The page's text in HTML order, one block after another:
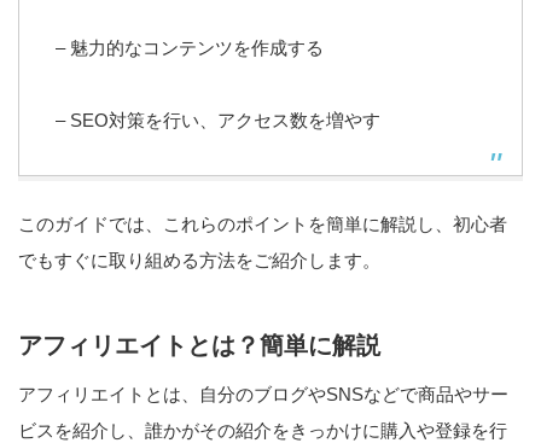
– 魅力的なコンテンツを作成する
– SEO対策を行い、アクセス数を増やす
このガイドでは、これらのポイントを簡単に解説し、初心者
でもすぐに取り組める方法をご紹介します。
アフィリエイトとは？簡単に解説
アフィリエイトとは、自分のブログやSNSなどで商品やサー
ビスを紹介し、誰かがその紹介をきっかけに購入や登録を行